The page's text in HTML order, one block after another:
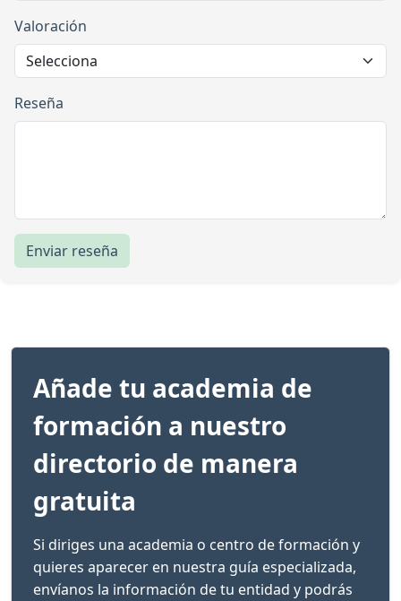
Valoración
Reseña
Enviar reseña
Añade tu academia de
formación a nuestro
directorio de manera
gratuita
Si diriges una academia o centro de formación y
quieres aparecer en nuestra guía especializada,
envíanos la información de tu entidad y podrás